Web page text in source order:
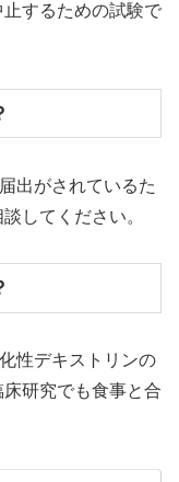
するための試験で
出がされているた
してください。
性デキストリンの
研究でも食事と合